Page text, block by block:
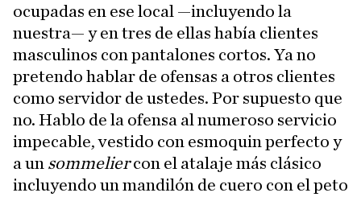
ocupadas en ese local —incluyendo la
nuestra— y en tres de ellas había clientes
masculinos con pantalones cortos. Ya no
pretendo hablar de ofensas a otros clientes
como servidor de ustedes. Por supuesto que
no. Hablo de la ofensa al numeroso servicio
impecable, vestido con esmoquin perfecto y
a un sommeliercon el atalaje más clásico
incluyendo un mandilón de cuero con el peto